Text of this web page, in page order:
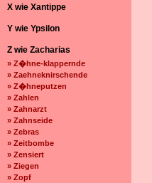
X wie Xantippe
Y wie Ypsilon
Z wie Zacharias
» Z�hne-klappernde
» Zaehneknirschende
» Z�hneputzen
» Zahlen
» Zahnarzt
» Zahnseide
» Zebras
» Zeitbombe
» Zensiert
» Ziegen
» Zopf